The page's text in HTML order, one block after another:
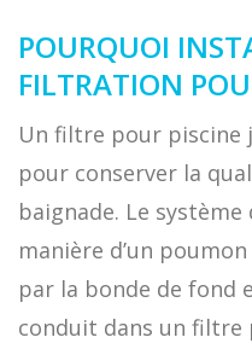
POURQUOI
FILTRATION
Un filtre pour
pour conserver la
baignade. Le
manière d’un
par la bonde de fond
conduit dans un